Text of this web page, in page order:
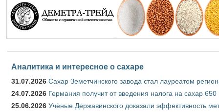
Аналитика и интересное о сахаре
31.07.2026 Сахар Земетчинского завода стал лауреатом
24.07.2026 Германия получит от введения налога на сахар
25.06.2026 Учёные Державинского доказали эффективность